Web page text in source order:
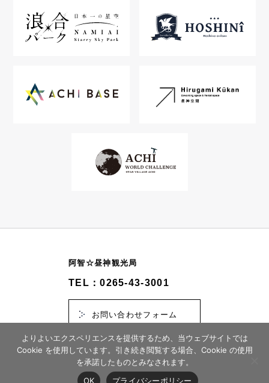
阿智☆昼神観光局
TEL：0265-43-3001
お問い合わせフォーム
© 2026 スタービレッジ阿智誘客促進協議会
よりよいエクスペリエンスを提供するため、当ウェブサイトでは
Cookie を使用しています。引き続き閲覧する場合、Cookie の使用
を承諾したものとみなされます。
OK
プライバシーポリシー